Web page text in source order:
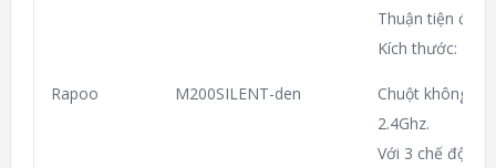
Thuận tiện điều
Kích thước:
Rapoo M200SILENT-den
Chuột không
2.4Ghz.
Với 3 chế độ